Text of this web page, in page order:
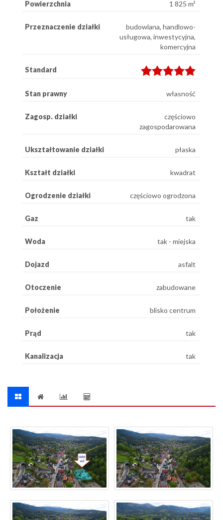
Powierzchnia 1 825 m²
Przeznaczenie działki
budowlana, handlowo-
usługowa, inwestycyjna,
komercyjna
Standard
Stan prawny własność
Zagosp. działki
częściowo
zagospodarowana
Ukształtowanie działki płaska
Kształt działki kwadrat
Ogrodzenie działki częściowo ogrodzona
Gaz tak
Woda tak - miejska
Dojazd asfalt
Otoczenie zabudowane
Położenie blisko centrum
Prąd tak
Kanalizacja tak